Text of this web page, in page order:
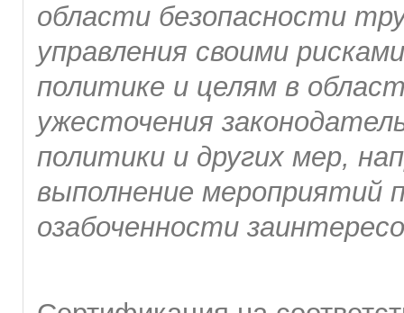
области безопасности
управления своими
политике и целям в
ужесточения
политики и других мер,
выполнение мероприятий
озабоченности